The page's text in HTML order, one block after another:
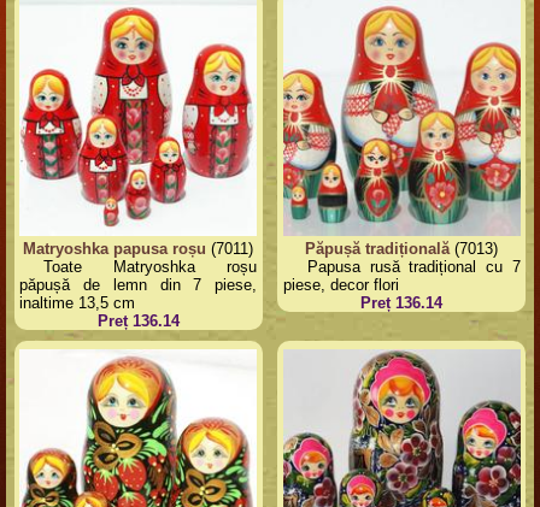
Matryoshka papusa roșu (7011)
Toate Matryoshka roșu
păpușă de lemn din 7 piese,
inaltime 13,5 cm
Preț 136.14
Păpușă tradițională(7013)
Papusa rusă tradițional cu 7
piese, decor flori
Preț 136.14